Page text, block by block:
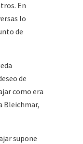
En
lo
de
de
como era
Bleichmar,
supone